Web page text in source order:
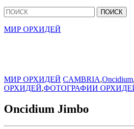
Кнопка
Закрыть
Найти:
МИР ОРХИДЕЙ
МИР ОРХИДЕЙ CAMBRIA,Oncidium,
ОРХИДЕЙ,ФОТОГРАФИИ
Oncidium Jimbo